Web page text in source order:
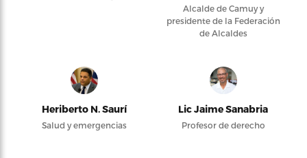
Alcalde de Camuy y
presidente de la Federación
de Alcaldes
Heriberto N. Saurí
Salud y emergencias
Lic Jaime Sanabria
Profesor de derecho